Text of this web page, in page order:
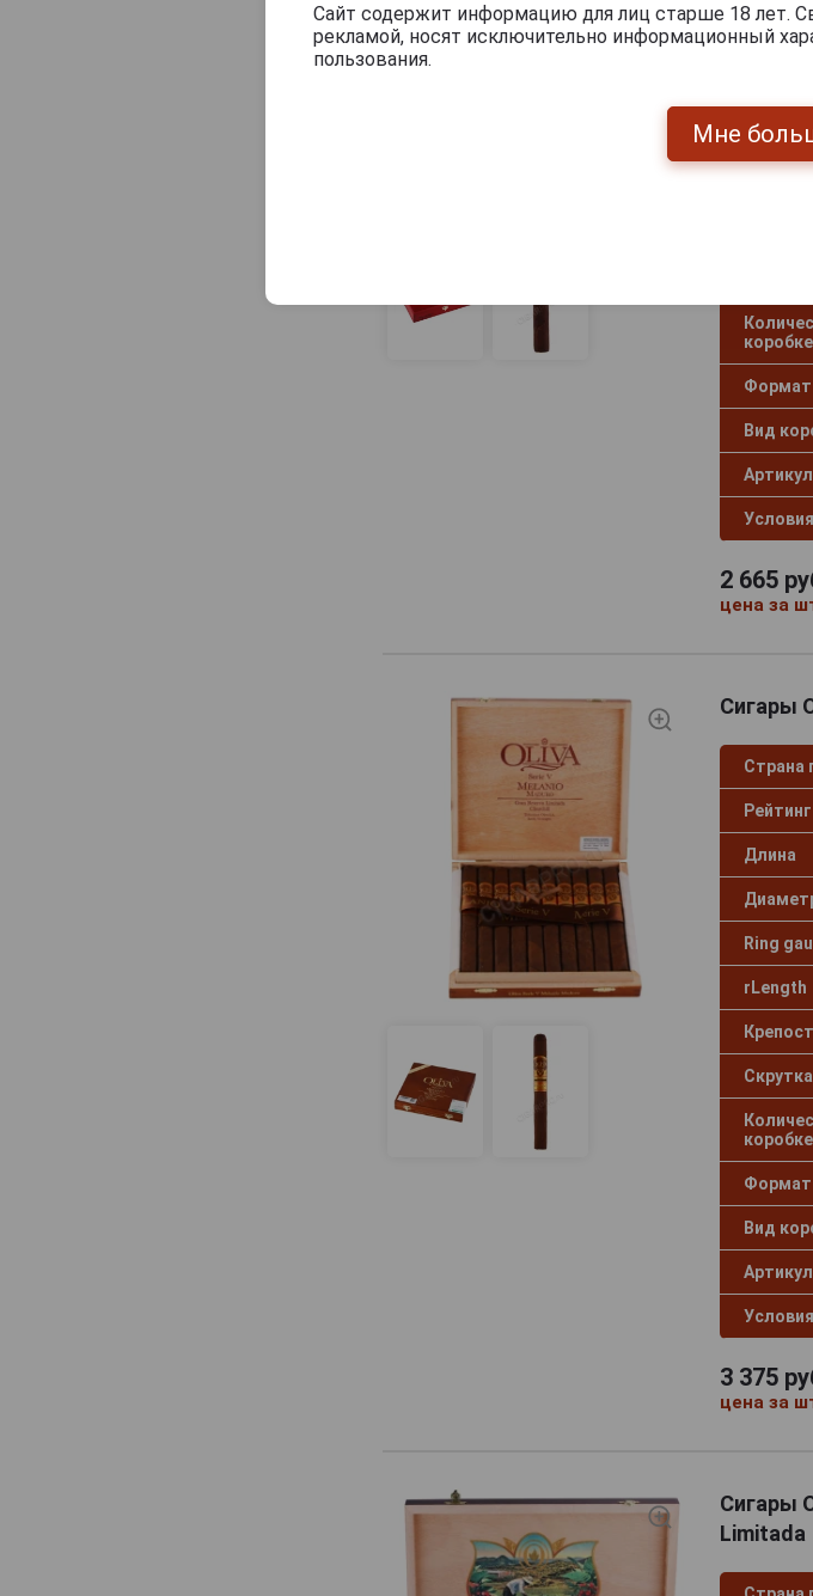
Рейтинг
Ring
коробке
Формат
Вид
Артикул
2 665
цена за
Сигары
Страна
Рейтинг
Длина
Ring
rLength
Скрутка
коробке
Формат
Вид
Артикул
3 375
цена за
Сигары
Limitada
Сайт содержит информацию для лиц старше 18 лет.
рекламой, носят исключительно информационный
пользования.
Мне